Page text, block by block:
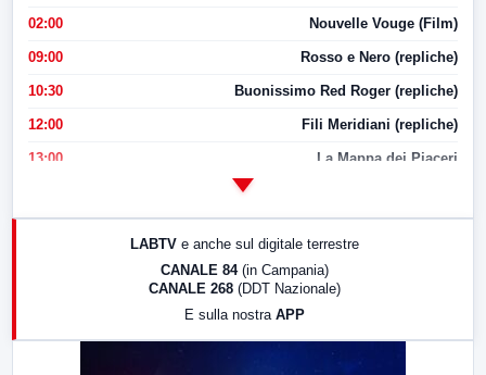
02:00 Nouvelle Vouge (Film)
09:00 Rosso e Nero (repliche)
10:30 Buonissimo Red Roger (repliche)
12:00 Fili Meridiani (repliche)
13:00 La Mappa dei Piaceri
LABTV e anche sul digitale terrestre
CANALE 84 (in Campania)
CANALE 268 (DDT Nazionale)
E sulla nostra APP